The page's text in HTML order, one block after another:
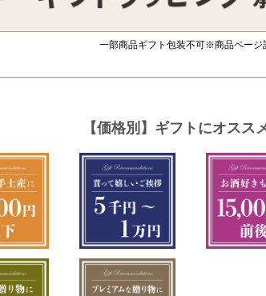
一部商品ギフト包装不可※商品ページ